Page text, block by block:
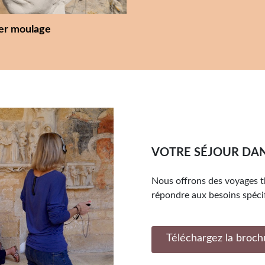
moulage
VOTRE SÉJOUR
Nous offrons des voyages
répondre aux besoins
Téléchargez la